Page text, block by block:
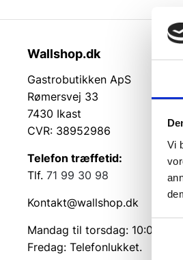
Vi
Wallshop.dk
Gastrobutikken ApS
Rømersvej 33
7430 Ikast
CVR: 38952986
Telefon træffetid:
Tlf. 71 99 30 98
Kontakt@wallshop.dk
Mandag til torsdag: 10:00 –
Fredag: Telefonlukket.